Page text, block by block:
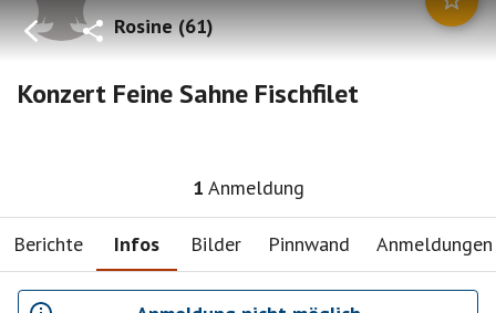
Rosine(61)
Konzert Feine Sahne Fischfilet
1 Anmeldung
Berichte Infos Bilder Pinnwand Anmeldungen